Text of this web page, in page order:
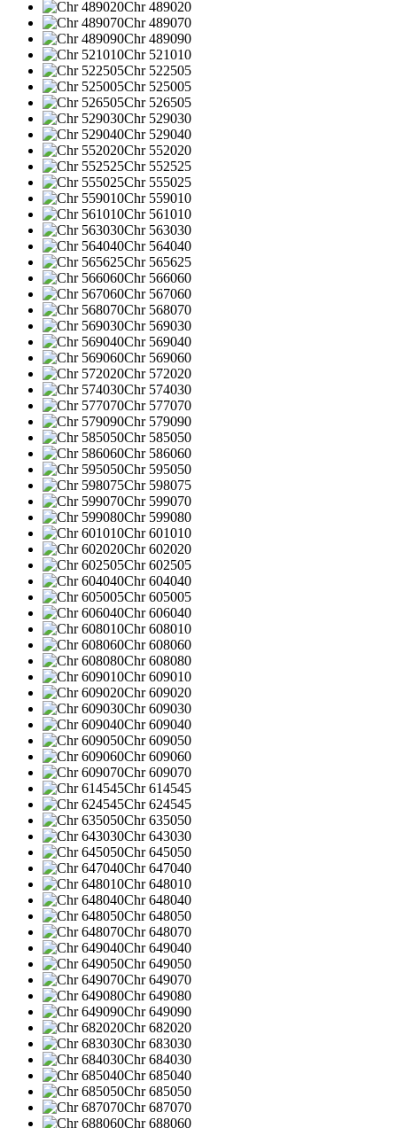
Chr 489020
Chr 489070
Chr 489090
Chr 521010
Chr 522505
Chr 525005
Chr 526505
Chr 529030
Chr 529040
Chr 552020
Chr 552525
Chr 555025
Chr 559010
Chr 561010
Chr 563030
Chr 564040
Chr 565625
Chr 566060
Chr 567060
Chr 568070
Chr 569030
Chr 569040
Chr 569060
Chr 572020
Chr 574030
Chr 577070
Chr 579090
Chr 585050
Chr 586060
Chr 595050
Chr 598075
Chr 599070
Chr 599080
Chr 601010
Chr 602020
Chr 602505
Chr 604040
Chr 605005
Chr 606040
Chr 608010
Chr 608060
Chr 608080
Chr 609010
Chr 609020
Chr 609030
Chr 609040
Chr 609050
Chr 609060
Chr 609070
Chr 614545
Chr 624545
Chr 635050
Chr 643030
Chr 645050
Chr 647040
Chr 648010
Chr 648040
Chr 648050
Chr 648070
Chr 649040
Chr 649050
Chr 649070
Chr 649080
Chr 649090
Chr 682020
Chr 683030
Chr 684030
Chr 685040
Chr 685050
Chr 687070
Chr 688060